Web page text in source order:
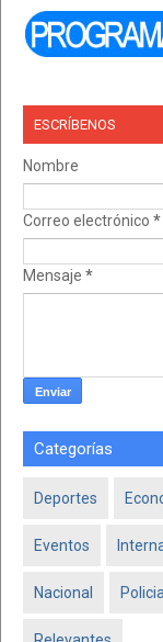
ESCRÍBENOS
Nombre
Correo electrónico *
Mensaje *
Categorías
Deportes
Eventos
Nacional